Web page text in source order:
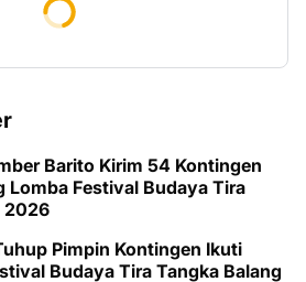
Barito Kirim 54 Kontingen
Lomba Festival Budaya Tira
2026
Pimpin Kontingen Ikuti
Budaya Tira Tangka Balang